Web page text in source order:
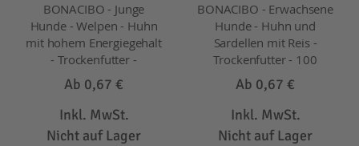
BONACIBO - Junge
Hunde - Welpen - Huhn
mit hohem Energiegehalt
- Trockenfutter -
Ab 0,67 €
Inkl. MwSt.
Nicht auf Lager
BONACIBO - Erwachsene
Hunde - Huhn und
Sardellen mit Reis -
Trockenfutter - 100
Ab 0,67 €
Inkl. MwSt.
Nicht auf Lager